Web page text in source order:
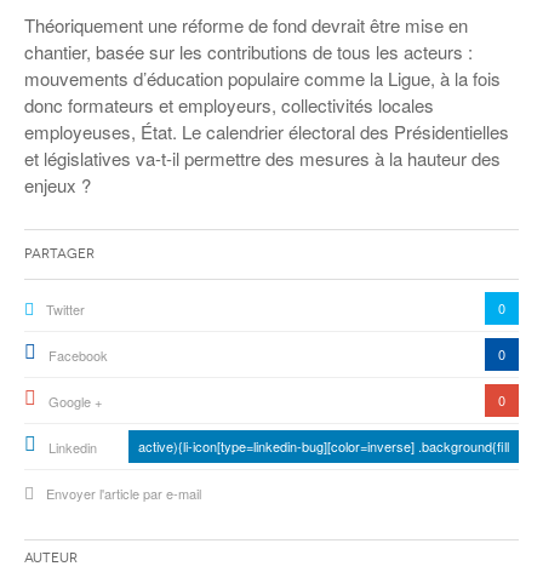
Théoriquement une réforme de fond devrait être mise en
chantier, basée sur les contributions de tous les acteurs :
mouvements d’éducation populaire comme la Ligue, à la fois
donc formateurs et employeurs, collectivités locales
employeuses, État. Le calendrier électoral des Présidentielles
et législatives va-t-il permettre des mesures à la hauteur des
enjeux ?
Partager
Twitter 0
Facebook 0
Google + 0
Linkedin active){li-icon[type=linkedin-bug][color=inverse] .background{fill
Envoyer l'article par e-mail
Auteur